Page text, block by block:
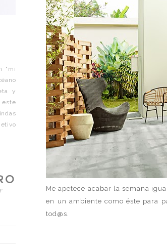
Me apetece acabar la semana
en un ambiente como éste para
tod@s.
“mi
y
este